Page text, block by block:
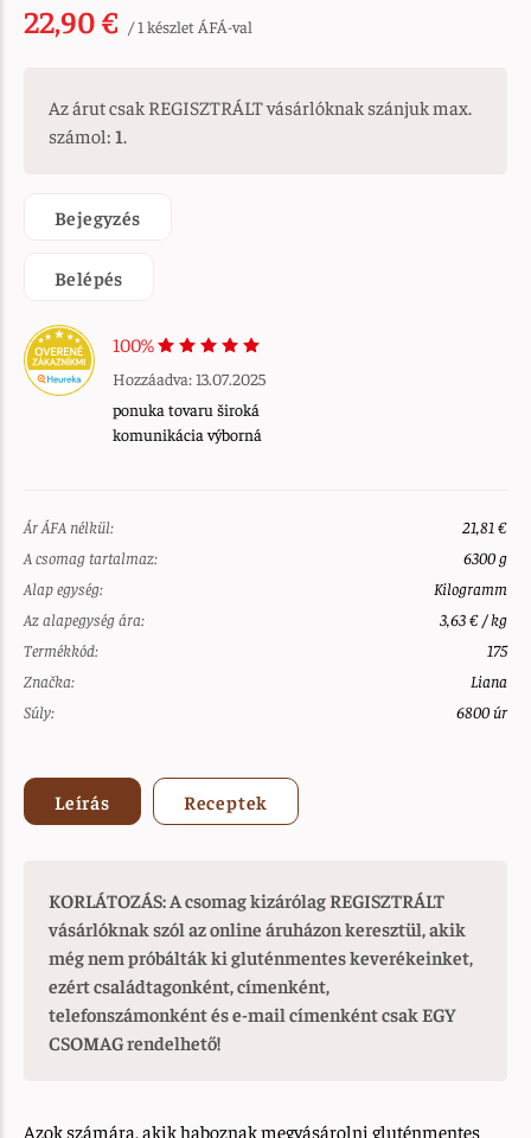
22,90 € / 1 készlet ÁFÁ-val
Az árut csak REGISZTRÁLT vásárlóknak szánjuk max.
számol: 1.
Bejegyzés
Belépés
100%
Hozzáadva: 13.07.2025
ponuka tovaru široká
komunikácia výborná
Ár ÁFA nélkül:
21,81 €
A csomag tartalmaz:
6300 g
Alap egység:
Kilogramm
Az alapegység ára:
3,63 € / kg
Termékkód:
175
Značka:
Liana
Súly:
6800 úr
Leírás Receptek
KORLÁTOZÁS: A csomag kizárólag REGISZTRÁLT
vásárlóknak szól az online áruházon keresztül, akik
még nem próbálták ki gluténmentes keverékeinket,
ezért családtagonként, címenként,
telefonszámonként és e-mail címenként csak EGY
CSOMAG rendelhető!
Azok számára, akik haboznak megvásárolni gluténmentes